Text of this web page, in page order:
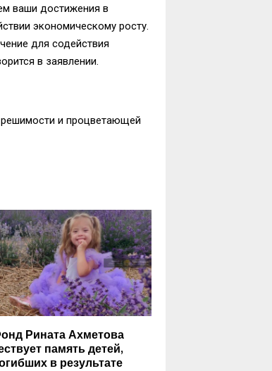
ваши достижения в
экономическому росту.
для содействия
в заявлении.
решимости и процветающей
Рината Ахметова
память детей,
в результате